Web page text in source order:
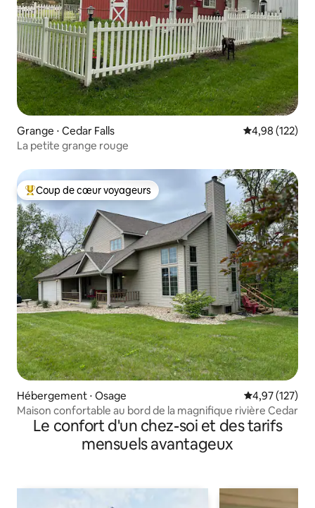
Grange ⋅ Cedar Falls Évaluation
4,98 (122)
La petite grange rouge
Coups de cœur voyageurs les plus appréciés
Coup de cœur voyageurs
Hébergement ⋅ Osage Évaluation
4,97 (127)
Maison confortable au bord de la magnifique rivière Cedar
Le confort d'un chez-soi et des tarifs
mensuels avantageux